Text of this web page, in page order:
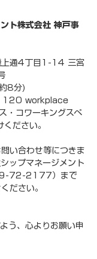
ト株式会社 神戸事
上通4丁目1-14 三宮
8分)
120 workplace
・コワーキングスペ
ださい。
い合わせ等につきま
ップマネージメント
72-2177）まで
ださい。
う、心よりお願い申